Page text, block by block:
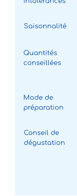
Saisonnalité
Quantités
conseillées
Mode de
préparation
Conseil de
dégustation